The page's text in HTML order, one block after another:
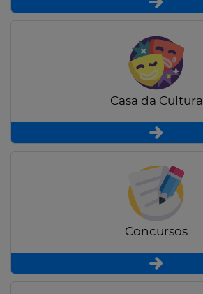
Casa da Cultura
Concursos